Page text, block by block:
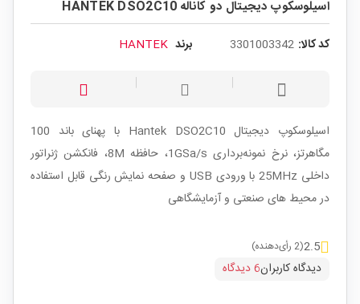
اسیلوسکوپ دیجیتال دو کاناله HANTEK DSO2C10
کد کالا: 3301003342 برند HANTEK
اسیلوسکوپ دیجیتال Hantek DSO2C10 با پهنای باند 100
مگاهرتز، نرخ نمونه‌برداری 1GSa/s، حافظه 8M، فانکشن ژنراتور
داخلی 25MHz با ورودی USB و صفحه نمایش رنگی قابل استفاده
در محیط های صنعتی و آزمایشگاهی
2.5(2 رأی‌دهنده)
دیدگاه کاربران6 دیدگاه